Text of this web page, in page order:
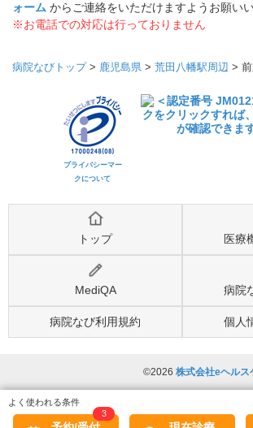
ォーム からご連絡をいただけますようお願いい
※お電話での対応は行っておりません
病院なびトップ> 鹿児島県 > 荒田八幡駅周辺 >
プライバシーマー
クについて
トップ 医療
MediQA 病院
病院なび利用規約 個人
©2026 株式会社eヘルス
3